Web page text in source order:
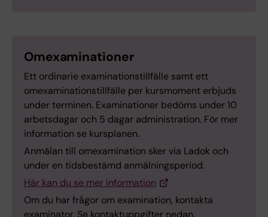
Omexaminationer
Ett ordinarie examinationstillfälle samt ett
omexaminationstillfälle per kursmoment erbjuds
under terminen. Examinationer bedöms under 10
arbetsdagar och 5 dagar administration. För mer
information se kursplanen.
Anmälan till omexamination sker via Ladok och
under en tidsbestämd anmälningsperiod.
Här kan du se mer information
Om du har frågor om examination, kontakta